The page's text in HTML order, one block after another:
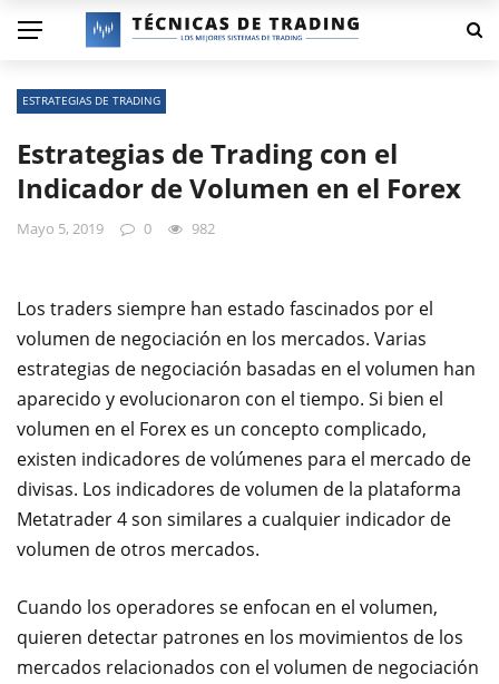
ESTRATEGIAS DE TRADING
Estrategias de Trading con el
Indicador de Volumen en el Forex
Mayo 5, 2019 0 982
Los traders siempre han estado fascinados por el
volumen de negociación en los mercados. Varias
estrategias de negociación basadas en el volumen han
aparecido y evolucionaron con el tiempo. Si bien el
volumen en el Forex es un concepto complicado,
existen indicadores de volúmenes para el mercado de
divisas. Los indicadores de volumen de la plataforma
Metatrader 4 son similares a cualquier indicador de
volumen de otros mercados.
Cuando los operadores se enfocan en el volumen,
quieren detectar patrones en los movimientos de los
mercados relacionados con el volumen de negociación